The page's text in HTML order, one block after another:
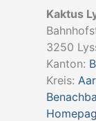
Kaktus
3250
Kanton:
Kreis: